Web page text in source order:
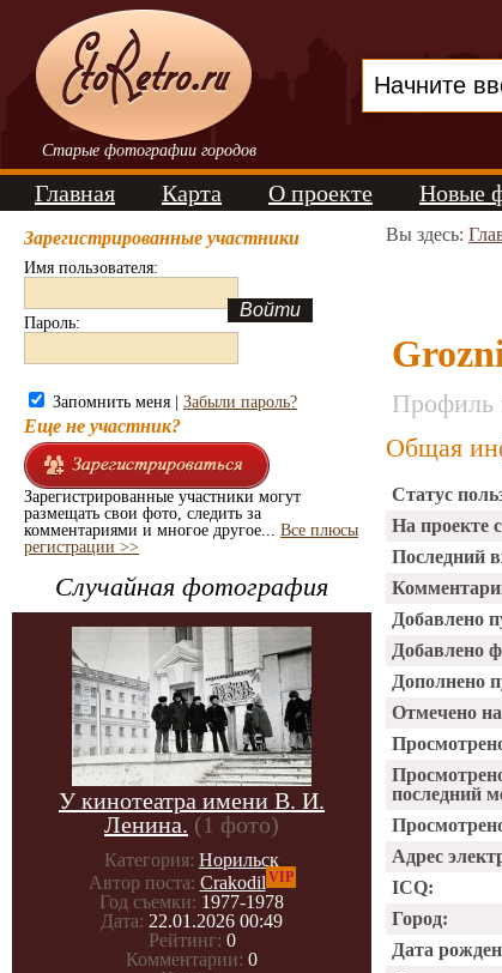
Старые фотографии городов
Главная Карта О проекте Новые
Зарегистрированные участники
Имя пользователя:
Пароль:
Запомнить меня | Забыли пароль?
Еще не участник?
Зарегистрированные участники могут
размещать свои фото, следить за
комментариями и многое другое... Все плюсы
регистрации >>
Случайная фотография
У кинотеатра имени В. И.
Ленина. (1 фото)
Категория: Норильск
Автор поста: Crakodil VIP
Год съемки: 1977-1978
Дата: 22.01.2026 00:49
Рейтинг: 0
Комментарии: 0
Вы здесь:
Профиль
Общая
Статус
На проекте
Последний
Добавлено
Добавлено
Дополнено
Отмечено
последний
Адрес
ICQ:
Город:
Дата